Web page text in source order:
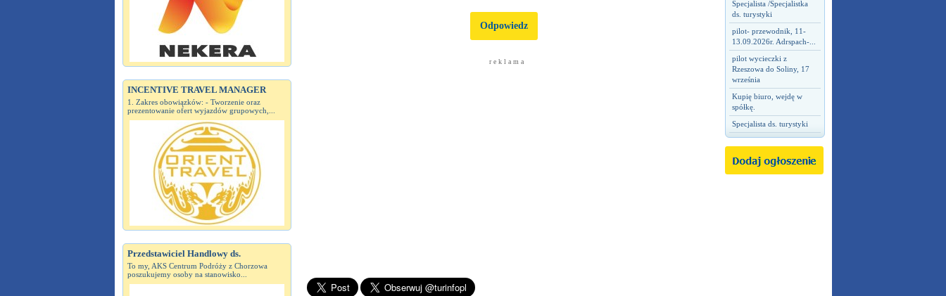
INCENTIVE TRAVEL MANAGER
1. Zakres obowiązków: - Tworzenie oraz
prezentowanie ofert wyjazdów grupowych,...
Przedstawiciel Handlowy ds.
To my, AKS Centrum Podróży z Chorzowa
poszukujemy osoby na stanowisko...
Specjalista /Specjalistka
ds. turystyki
pilot- przewodnik, 11-
13.09.2026r. Adrspach-...
pilot wycieczki z
Rzeszowa do Soliny, 17
września
Kupię biuro, wejdę w
spółkę.
Specjalista ds. turystyki
Odpowiedz
r e k l a m a